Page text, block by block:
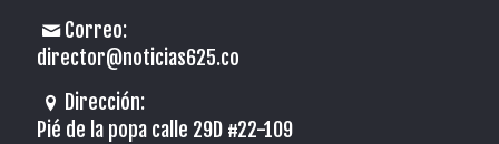
Correo:
director@noticias625.co
Dirección:
Pié de la popa calle 29D #22-109